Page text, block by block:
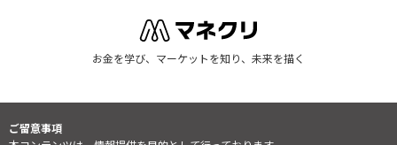
お金を学び、マーケットを知り、未来を描く
ご留意事項